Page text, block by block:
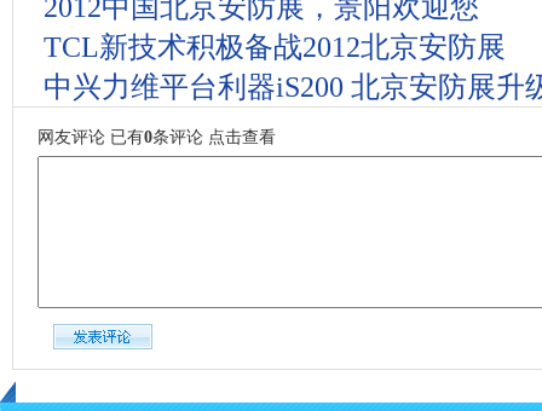
2012中国北京安防展，景阳欢迎您
TCL新技术积极备战2012北京安防展
中兴力维平台利器iS200 北京安防展升
网友评论 已有0条评论 点击查看